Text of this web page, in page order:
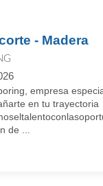
- Madera
empresa
en tu trayectoria
de ...